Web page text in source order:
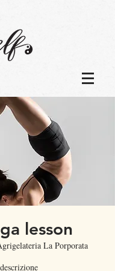
lesson
La Porporata
descrizione